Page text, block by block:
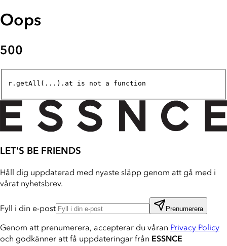
Oops
500
r.getAll(...).at is not a function
LET'S BE FRIENDS
Håll dig uppdaterad med nyaste släpp genom att gå med i
vårat nyhetsbrev.
Fyll i din e-post Prenumerera
Genom att prenumerera, accepterar du våran Privacy Policy
och godkänner att få uppdateringar från ESSNCE